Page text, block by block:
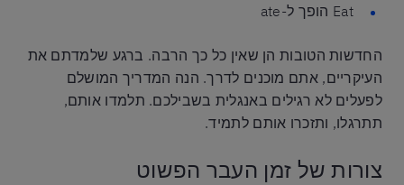
Eat הופך ל-ate
החדשות הטובות הן שאין כל כך הרבה. ברגע שלמדתם את
העיקריים, אתם מוכנים לדרך. הנה המדריך המושלם
לפעלים לא רגילים באנגלית בשבילכם. תלמדו אותם,
תתרגלו, ותזכרו אותם לתמיד.
צורות של זמן העבר הפשוט